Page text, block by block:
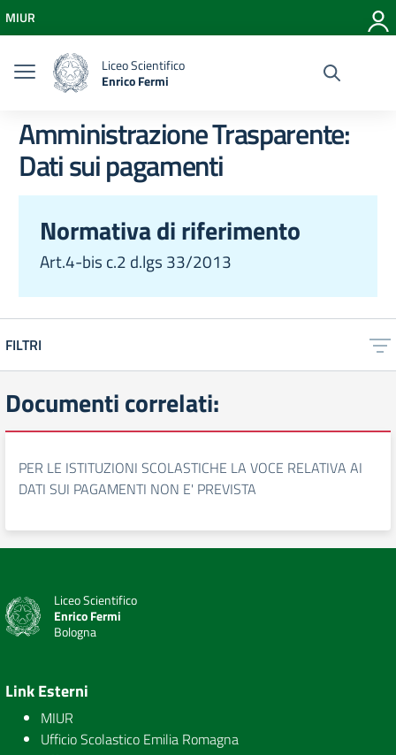
Vai al menu di navigazione
Vai al footer
MIUR
Liceo Scientifico
Enrico Fermi
Amministrazione Trasparente:
Dati sui pagamenti
Normativa di riferimento
Art.4-bis c.2 d.lgs 33/2013
FILTRI
Documenti correlati:
PER LE ISTITUZIONI SCOLASTICHE LA VOCE RELATIVA AI
DATI SUI PAGAMENTI NON E' PREVISTA
Liceo Scientifico
Enrico Fermi
Bologna
Link Esterni
MIUR
Ufficio Scolastico Emilia Romagna